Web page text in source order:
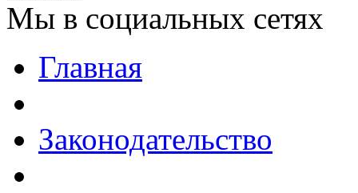
Мы в социальных сетях
Главная
Законодательство